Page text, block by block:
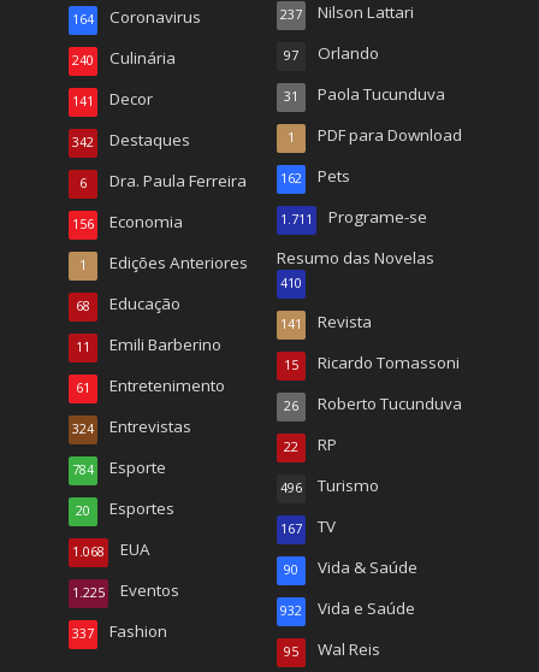
Coronavirus
164
Culinária
240
Decor
141
Destaques
342
Dra. Paula Ferreira
6
Economia
156
Edições Anteriores
1
Educação
68
Emili Barberino
11
Entretenimento
61
Entrevistas
324
Esporte
784
Esportes
20
EUA
1.068
Eventos
1.225
Fashion
337
Nilson Lattari
237
Orlando
97
Paola Tucunduva
31
PDF para Download
1
Pets
162
Programe-se
1.711
Resumo das Novelas
410
Revista
141
Ricardo Tomassoni
15
Roberto Tucunduva
26
RP
22
Turismo
496
TV
167
Vida & Saúde
90
Vida e Saúde
932
Wal Reis
95